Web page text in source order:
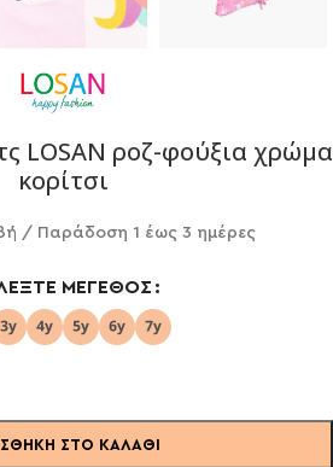
LOSAN ροζ-φούξια χρώμα
κορίτσι
/ Παράδoση 1 έως 3 ημέρες
ΜΈΓΕΘΟΣ
ΣΤΟ ΚΑΛΆΘΙ